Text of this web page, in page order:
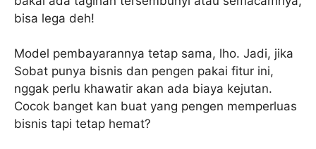
bisa lega deh!
Model pembayarannya tetap sama, lho. Jadi, jika
Sobat punya bisnis dan pengen pakai fitur ini,
nggak perlu khawatir akan ada biaya kejutan.
Cocok banget kan buat yang pengen memperluas
bisnis tapi tetap hemat?